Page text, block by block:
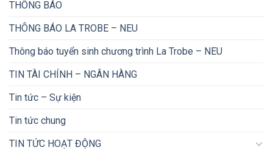
THÔNG BÁO
THÔNG BÁO LA TROBE – NEU
Thông báo tuyển sinh chương trình La Trobe – NEU
TIN TÀI CHÍNH – NGÂN HÀNG
Tin tức – Sự kiện
Tin tức chung
TIN TỨC HOẠT ĐỘNG